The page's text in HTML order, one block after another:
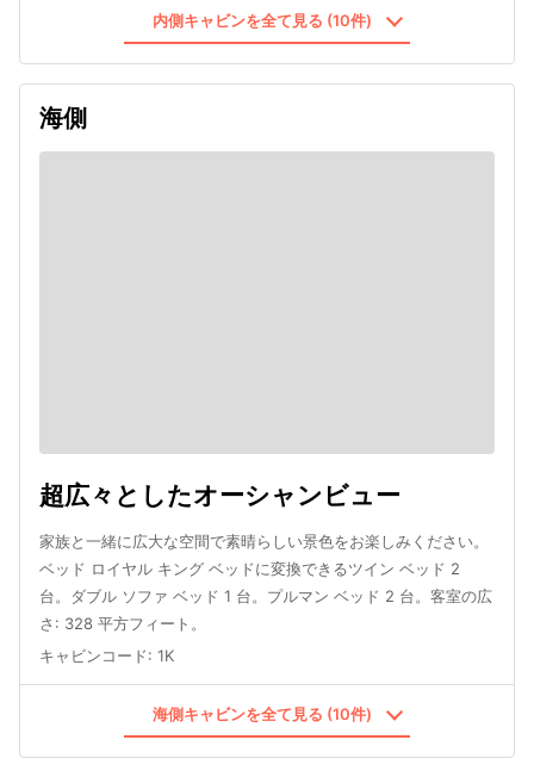
内側キャビンを全て見る (10件)
海側
超広々としたオーシャンビュー
家族と一緒に広大な空間で素晴らしい景色をお楽しみください。
ベッド ロイヤル キング ベッドに変換できるツイン ベッド 2
台。ダブル ソファ ベッド 1 台。プルマン ベッド 2 台。客室の広
さ: 328 平方フィート。
キャビンコード: 1K
海側キャビンを全て見る (10件)